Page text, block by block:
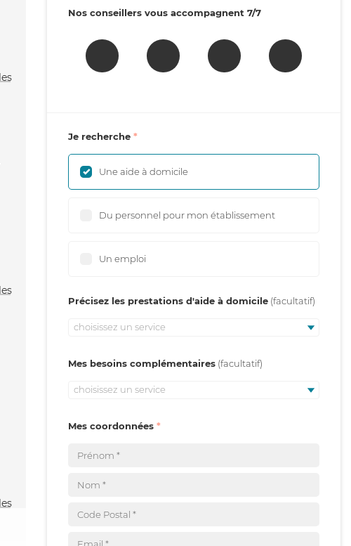
Nos conseillers vous accompagnent 7/7
Je recherche
Une aide à domicile
Du personnel pour mon établissement
Un emploi
Précisez les prestations d'aide à domicile
choisissez un service
Mes besoins complémentaires
choisissez un service
Mes coordonnées